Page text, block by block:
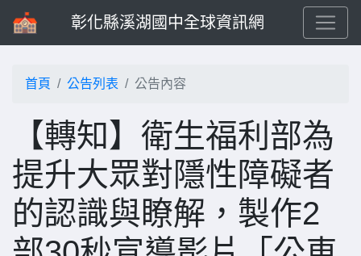
彰化縣溪湖國中全球資訊網
首頁 公告列表 公告內容
【轉知】衛生福利部為
提升大眾對隱性障礙者
的認識與瞭解，製作2